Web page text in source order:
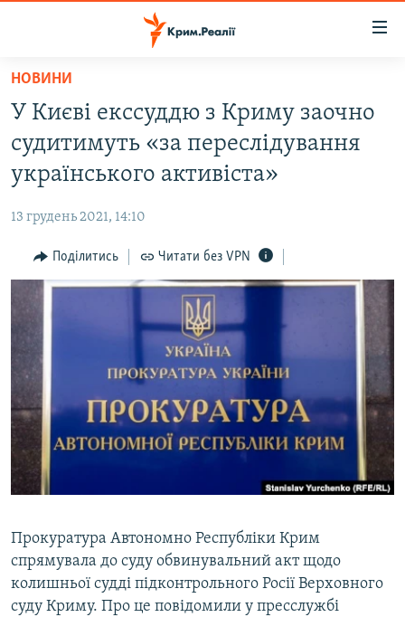
Перейти
основного
матеріалу
Перейти
до
основної
навігації
Перейти
до
ВІДЕО ТА ФОТО
БЛОГИ
ПОГЛЯД
ІНТЕРВ'Ю
ВСЕ ЗА ДЕНЬ
СПЕЦПРОЕКТИ
ВІДЕОУРОКИ «ELIFBE»
СВІДЧЕННЯ ОКУПАЦІЇ
УКРАЇНСЬКА ПРОБЛЕМА КРИМУ
ЯК ОБІЙТИ БЛОКУВАННЯ
Русский
Qırımtatar
Усі сайти RFE/RL
НОВИНИ
У Києві екссуддю з Криму заочно
судитимуть «за переслідування
українського активіста»
13 грудень 2021, 14:10
Поділитись Читати без VPN
Прокуратура Автономно Республіки Крим
спрямувала до суду обвинувальний акт щодо
колишньої судді підконтрольного Росії Верховного
суду Криму. Про це повідомили у пресслужбі